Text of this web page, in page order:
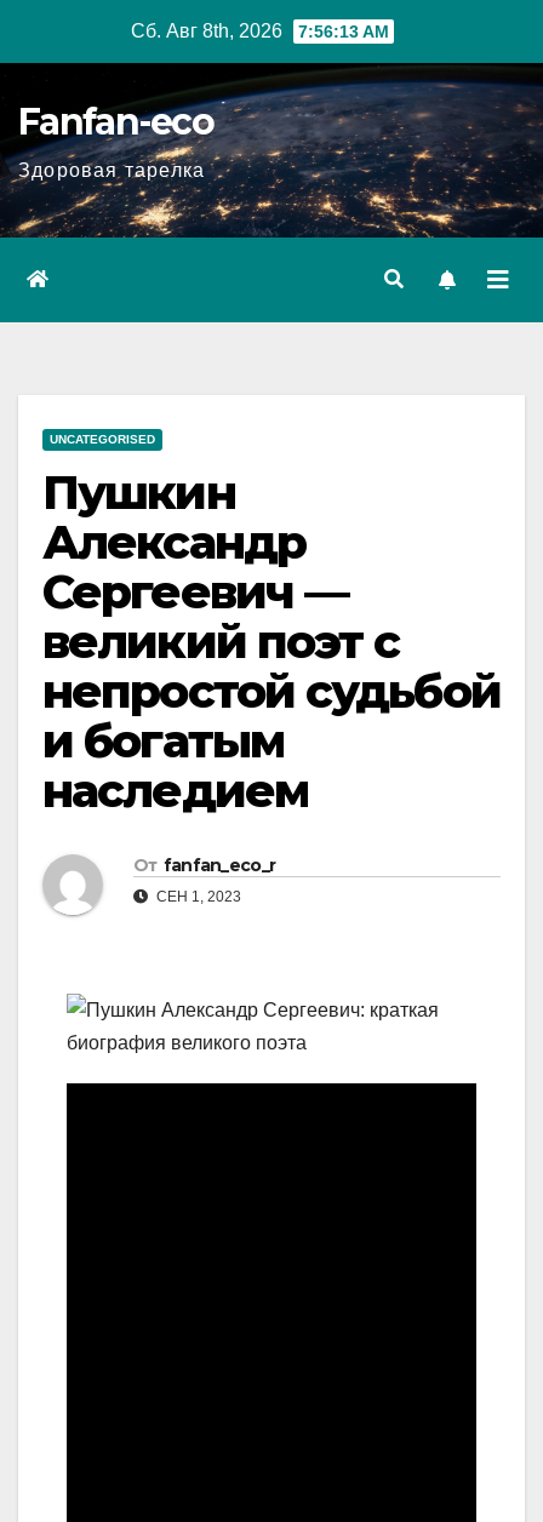
Сб. Авг 8th, 2026 7:56:14 AM
Fanfan-eco
Здоровая тарелка
UNCATEGORISED
Пушкин
Александр
Сергеевич —
великий поэт с
непростой судьбой
и богатым
наследием
От fanfan_eco_r
СЕН 1, 2023